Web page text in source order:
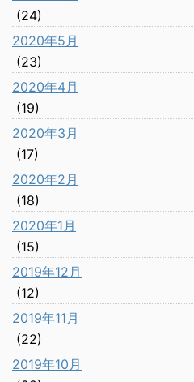
(24)
2020年5月
(23)
2020年4月
(19)
2020年3月
(17)
2020年2月
(18)
2020年1月
(15)
2019年12月
(12)
2019年11月
(22)
2019年10月